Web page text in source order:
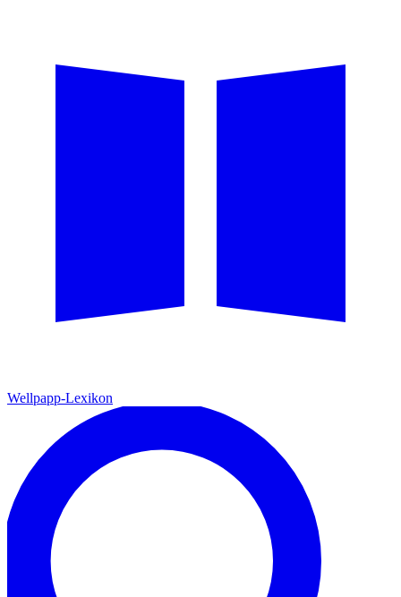
Wellpapp-Lexikon